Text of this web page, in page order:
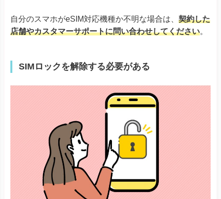
AQUOS sense4 lite
AQUOS wishシリーズ
AQUOS zero6
Rakuten Mini
Rakuten Hand
Rakuten Hand 5G
Google Pixel
Google Pixel 4, 4a & 4 XL
Google Pixel 5
Google Pixel 6シリーズ
Google Pixel 7シリーズ
Google Pixel Fold
Google Pixel 8シリーズ
Xiaomi 12T Pro
Xiaomi 13Tシリーズ
自分のスマホがeSIM対応機種か不明な場合は、 契約した
店舗やカスタマーサポートに問い合わせしてください。
SIMロックを解除する必要がある